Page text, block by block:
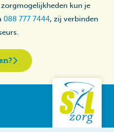
kun je
088 777 7444, zij verbinden